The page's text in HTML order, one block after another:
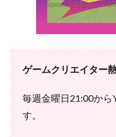
ゲームクリエイター
毎週金曜日21:00か
す。